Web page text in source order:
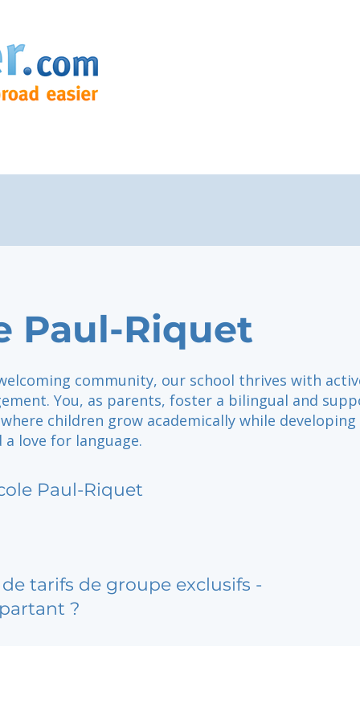
Paul-Riquet
community, our school thrives with
You, as parents, foster a bilingual and
children grow academically while developing
love for language.
Paul-Riquet
tarifs de groupe exclusifs -
?